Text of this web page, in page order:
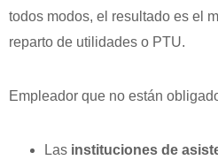
todos modos, el resultado es el
reparto de utilidades o PTU.
Empleador que no están
Las instituciones de